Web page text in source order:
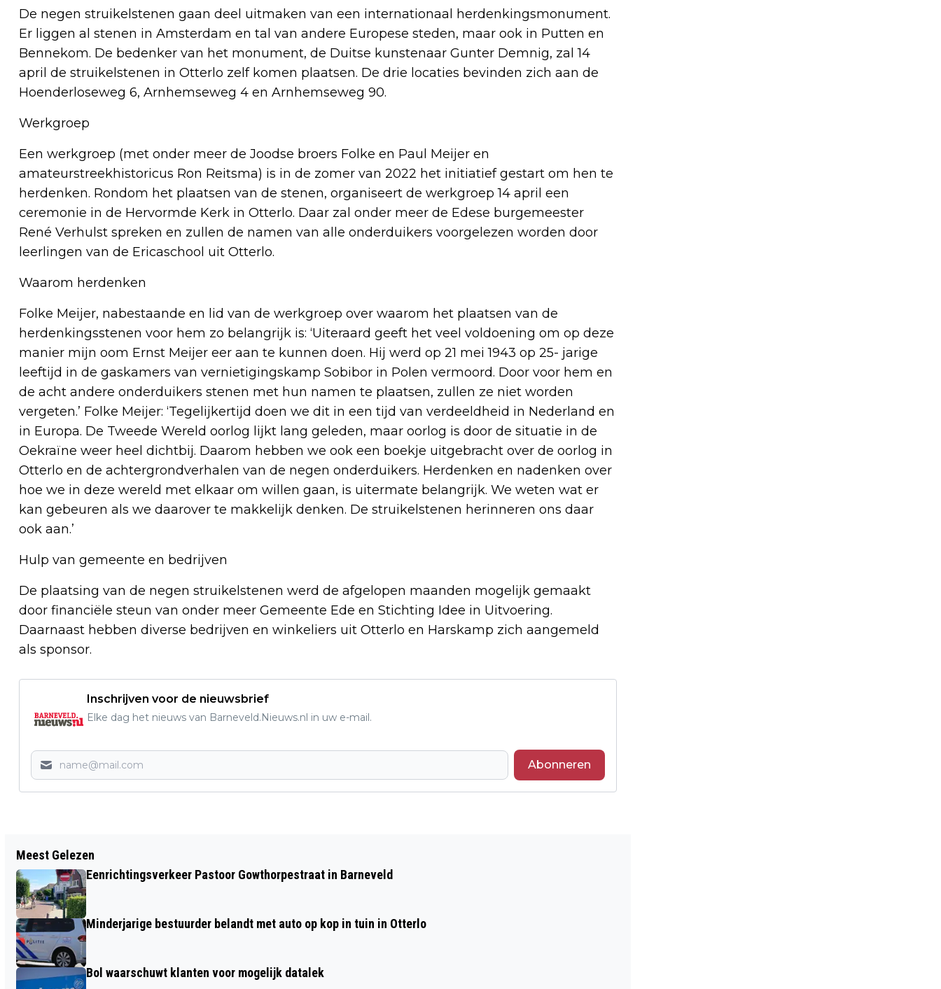
De negen struikelstenen gaan deel uitmaken van een internationaal herdenkingsmonument.
Er liggen al stenen in Amsterdam en tal van andere Europese steden, maar ook in Putten en
Bennekom. De bedenker van het monument, de Duitse kunstenaar Gunter Demnig, zal 14
april de struikelstenen in Otterlo zelf komen plaatsen. De drie locaties bevinden zich aan de
Hoenderloseweg 6, Arnhemseweg 4 en Arnhemseweg 90.
Werkgroep
Een werkgroep (met onder meer de Joodse broers Folke en Paul Meijer en
amateurstreekhistoricus Ron Reitsma) is in de zomer van 2022 het initiatief gestart om hen te
herdenken. Rondom het plaatsen van de stenen, organiseert de werkgroep 14 april een
ceremonie in de Hervormde Kerk in Otterlo. Daar zal onder meer de Edese burgemeester
René Verhulst spreken en zullen de namen van alle onderduikers voorgelezen worden door
leerlingen van de Ericaschool uit Otterlo.
Waarom herdenken
Folke Meijer, nabestaande en lid van de werkgroep over waarom het plaatsen van de
herdenkingsstenen voor hem zo belangrijk is: ‘Uiteraard geeft het veel voldoening om op deze
manier mijn oom Ernst Meijer eer aan te kunnen doen. Hij werd op 21 mei 1943 op 25- jarige
leeftijd in de gaskamers van vernietigingskamp Sobibor in Polen vermoord. Door voor hem en
de acht andere onderduikers stenen met hun namen te plaatsen, zullen ze niet worden
vergeten.’ Folke Meijer: ‘Tegelijkertijd doen we dit in een tijd van verdeeldheid in Nederland en
in Europa. De Tweede Wereld oorlog lijkt lang geleden, maar oorlog is door de situatie in de
Oekraïne weer heel dichtbij. Daarom hebben we ook een boekje uitgebracht over de oorlog in
Otterlo en de achtergrondverhalen van de negen onderduikers. Herdenken en nadenken over
hoe we in deze wereld met elkaar om willen gaan, is uitermate belangrijk. We weten wat er
kan gebeuren als we daarover te makkelijk denken. De struikelstenen herinneren ons daar
ook aan.’
Hulp van gemeente en bedrijven
De plaatsing van de negen struikelstenen werd de afgelopen maanden mogelijk gemaakt
door financiële steun van onder meer Gemeente Ede en Stichting Idee in Uitvoering.
Daarnaast hebben diverse bedrijven en winkeliers uit Otterlo en Harskamp zich aangemeld
als sponsor.
Inschrijven voor de nieuwsbrief
Elke dag het nieuws van Barneveld.Nieuws.nl in uw e-mail.
Abonneren
KINDEREN IN GELDERLAND LEREN OVER
BIODIVERSITEIT TIJDENS DE
NATIONALE BUITENLESDAG
PLATINUM CERTIFICAAT
Meest Gelezen
Eenrichtingsverkeer Pastoor Gowthorpestraat in Barneveld
Minderjarige bestuurder belandt met auto op kop in tuin in Otterlo
Bol waarschuwt klanten voor mogelijk datalek